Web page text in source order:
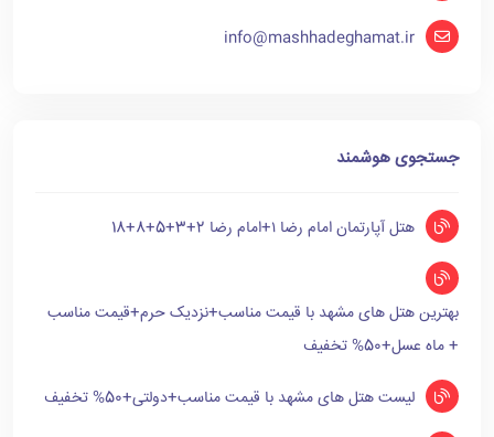
info@mashhadeghamat.ir
جستجوی هوشمند
هتل آپارتمان امام رضا ۱+امام رضا 2+3+5+8+18
بهترین هتل های مشهد با قیمت مناسب+نزدیک حرم+قیمت مناسب
+ ماه عسل+50% تخفیف
لیست هتل های مشهد با قیمت مناسب+دولتی+50% تخفیف